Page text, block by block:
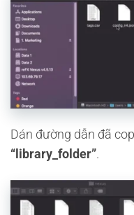
Dán đường dẫn đã
“library_folder”.